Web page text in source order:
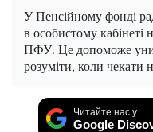
У Пенсійному фонді
в особистому кабінеті
ПФУ. Це допоможе
розуміти, коли чекати
Читайте нас у
Google